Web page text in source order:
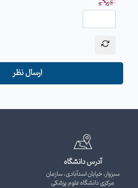
ارسال نظر
آدرس دانشگاه
سبزوار، خیابان اسدآبادی، سازمان
مرکزی دانشگاه علوم پزشکی